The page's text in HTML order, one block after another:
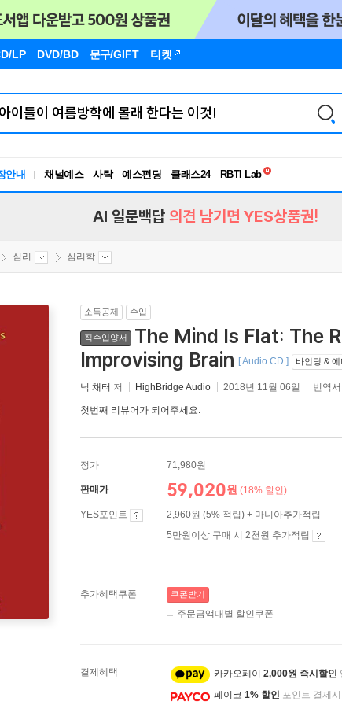
LP DVD/BD 문구/GIFT 티켓
안내 채널예스 사락 예스펀딩 클래스24
독서유형검사
AI 일문백답 의견 남기면 YES상품권!
심리 심리학
소득공제 수입
직수입양서
The Mind Is Flat: The
Improvising Brain [ Audio CD ] 바인딩 &
닉 채터 저 HighBridge Audio 2018년 11월 06일 번역
첫번째 리뷰어가 되어주세요.
정가 71,980원
판매가 59,020원 (18% 할인)
YES포인트
2,960원 (5% 적립) + 마니아추가적립
5만원이상 구매 시 2천원 추가적립
추가혜택쿠폰 쿠폰받기
주문금액대별 할인쿠폰
결제혜택 카카오페이 2,000원 즉시할인
페이코 1% 할인 포인트 결제시